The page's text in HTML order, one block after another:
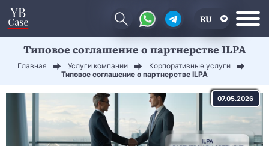
RU
EN
CN
Типовое соглашение о партнерстве ILPA
Главная Услуги компании
Корпоративные услуги
Типовое соглашение о партнерстве ILPA
07.05.2026